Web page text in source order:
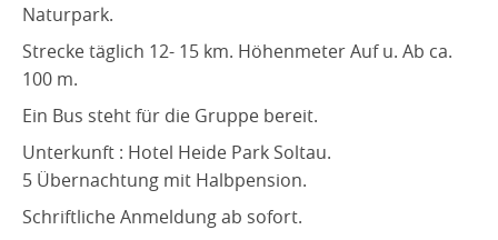
Die Vorstandschaft
Unsere Werbepartner
zum Download
Wanderung anbieten
Naturpark.
Strecke täglich 12- 15 km. Höhenmeter Auf u. Ab ca.
100 m.
Ein Bus steht für die Gruppe bereit.
Unterkunft : Hotel Heide Park Soltau.
5 Übernachtung mit Halbpension.
Schriftliche Anmeldung ab sofort.